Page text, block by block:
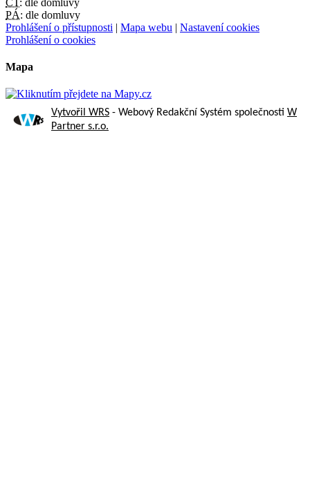
ČT: dle domluvy
PÁ: dle domluvy
Prohlášení o přístupnosti | Mapa webu | Nastavení cookies
Prohlášení o cookies
Mapa
Vytvořil WRS - Webový Redakční Systém společnosti W
Partner s.r.o.